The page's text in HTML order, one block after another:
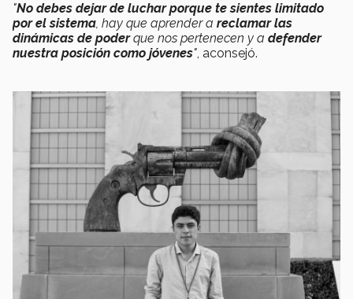
"No debes dejar de luchar porque te sientes limitado
por el sistema, hay que aprender a reclamar las
dinámicas de poderque nos pertenecen y a defender
nuestra posición como jóvenes", aconsejó.